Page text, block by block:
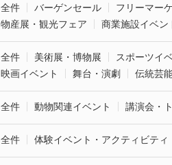
全件 バーゲンセール フリーマー
物産展・観光フェア
商業施設イベン
全件 美術展・博物展 スポーツイ
映画イベント
舞台・演劇 伝統芸
全件 動物関連イベント 講演会・
全件 体験イベント・アクティビティ